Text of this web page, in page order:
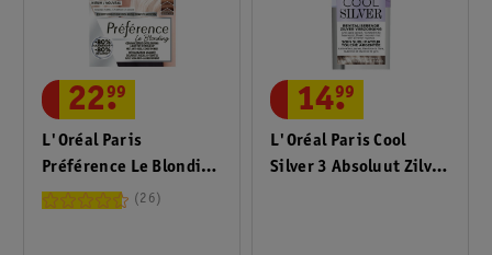
L'Oréal Paris
Préférence Le Blonding
Ultra Platinum
22.
99
26
L'Oréal Paris Cool
Silver 3 Absoluut Zilver
14.
99